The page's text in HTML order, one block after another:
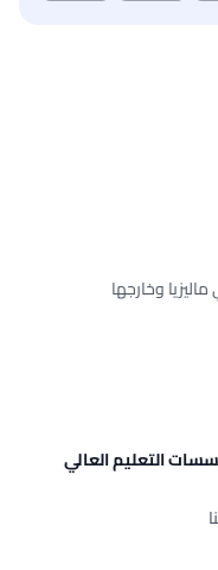
وخارجها
التعليم العالي